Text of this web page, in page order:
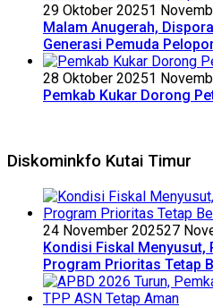
29 Oktober 20251
Malam Anugerah,
Generasi Pemuda
28 Oktober 20251
Pemkab Kukar Dorong
Diskominkfo Kutai Timur
24 November 202527
Kondisi Fiskal Menyusut,
Program Prioritas Tetap